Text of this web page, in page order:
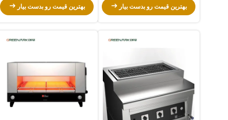
رستوران ها و پذیرایی
بهترین قیمت رو بدست بیار
بهترین قیمت رو بدست بیار